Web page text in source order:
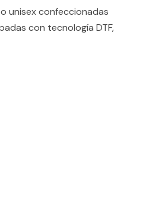
unisex confeccionadas
con tecnología DTF,